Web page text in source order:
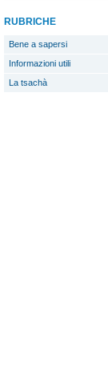
RUBRICHE
Bene a sapersi
Informazioni utili
La tsachà